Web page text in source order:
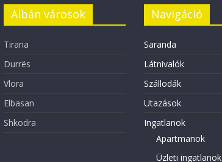
Albán városok
Tirana
Durrës
Vlora
Elbasan
Shkodra
Navigáció
Saranda
Látnivalók
Szállodák
Utazások
Ingatlanok
Apartmanok
Üzleti ingatlanok